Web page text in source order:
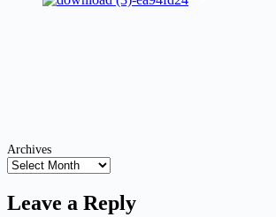
Archives
Leave a Reply